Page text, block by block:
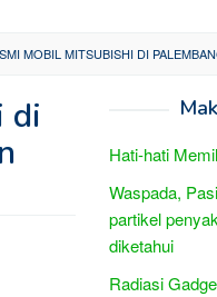
MOBIL MITSUBISHI DI
di
Hati-hati
Waspada,
partikel
diketahui
Radiasi